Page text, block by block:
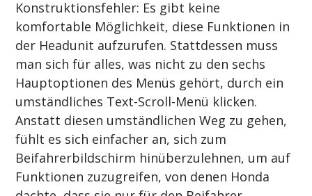
Konstruktionsfehler: Es gibt keine
komfortable Möglichkeit, diese Funktionen in
der Headunit aufzurufen. Stattdessen muss
man sich für alles, was nicht zu den sechs
Hauptoptionen des Menüs gehört, durch ein
umständliches Text-Scroll-Menü klicken.
Anstatt diesen umständlichen Weg zu gehen,
fühlt es sich einfacher an, sich zum
Beifahrerbildschirm hinüberzulehnen, um auf
Funktionen zuzugreifen, von denen Honda